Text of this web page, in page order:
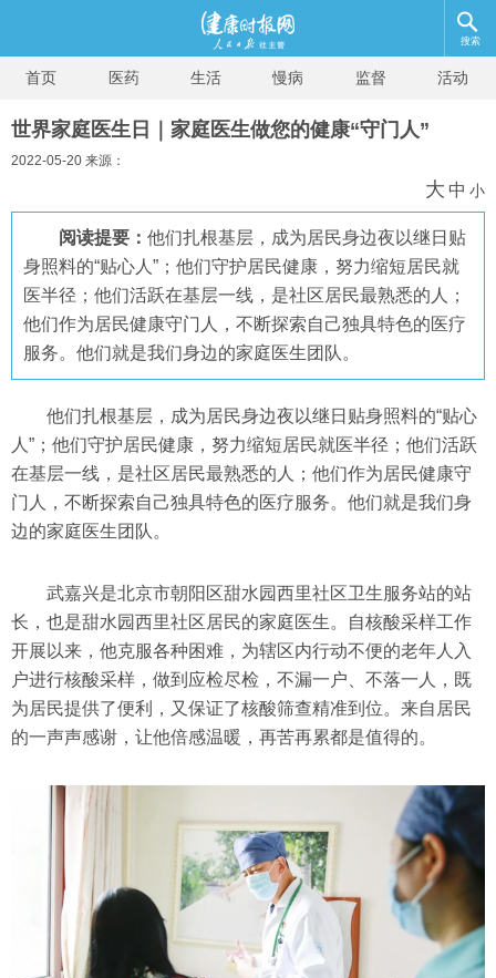
搜索
首页 医药 生活 慢病 监督 活动
世界家庭医生日｜家庭医生做您的健康“守门人”
2022-05-20 来源：
大 中 小
阅读提要： 他们扎根基层，成为居民身边夜以继日贴
身照料的“贴心人”；他们守护居民健康，努力缩短居民就
医半径；他们活跃在基层一线，是社区居民最熟悉的人；
他们作为居民健康守门人，不断探索自己独具特色的医疗
服务。他们就是我们身边的家庭医生团队。
他们扎根基层，成为居民身边夜以继日贴身照料的“贴心
人”；他们守护居民健康，努力缩短居民就医半径；他们活跃
在基层一线，是社区居民最熟悉的人；他们作为居民健康守
门人，不断探索自己独具特色的医疗服务。他们就是我们身
边的家庭医生团队。
武嘉兴是北京市朝阳区甜水园西里社区卫生服务站的站
长，也是甜水园西里社区居民的家庭医生。自核酸采样工作
开展以来，他克服各种困难，为辖区内行动不便的老年人入
户进行核酸采样，做到应检尽检，不漏一户、不落一人，既
为居民提供了便利，又保证了核酸筛查精准到位。来自居民
的一声声感谢，让他倍感温暖，再苦再累都是值得的。